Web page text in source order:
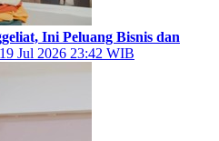
Ini Peluang Bisnis dan
Jul 2026 23:42 WIB